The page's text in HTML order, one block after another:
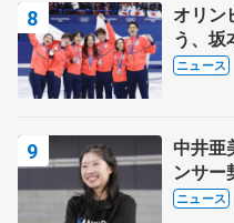
オリン
う、
8月7日
ニュース
中井亜
ンサ
ト
ニュース